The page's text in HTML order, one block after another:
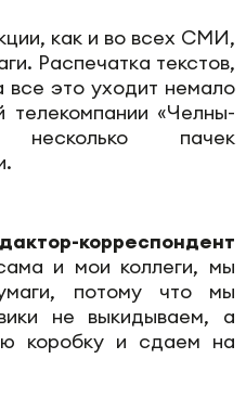
как и во всех СМИ,
Распечатка текстов,
все это уходит немало
«Челны-
пачек
корреспондент
и мои коллеги, мы
потому что мы
не выкидываем, а
коробку и сдаем на